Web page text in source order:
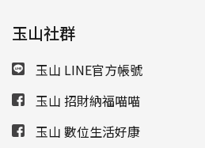
玉山社群
玉山 LINE官方帳號
玉山 招財納福喵喵
玉山 數位生活好康